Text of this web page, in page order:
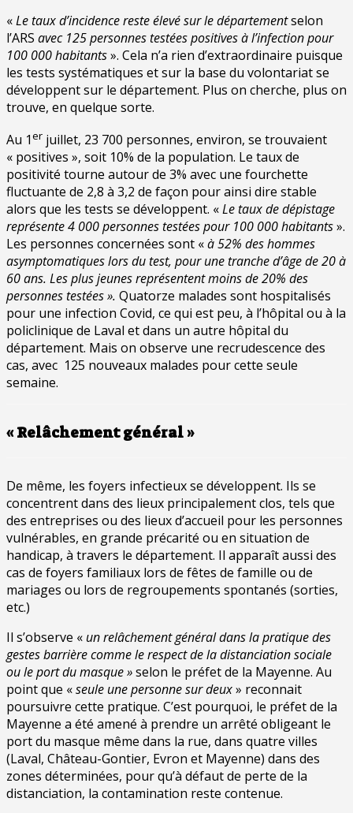
«Le taux d’incidence reste élevé sur le départementselon
l’ARS avec 125 personnes testées positives à l’infection pour
100 000 habitants». Cela n’a rien d’extraordinaire puisque
les tests systématiques et sur la base du volontariat se
développent sur le département. Plus on cherche, plus on
trouve, en quelque sorte.
Au 1er juillet, 23 700 personnes, environ, se trouvaient
« positives », soit 10% de la population. Le taux de
positivité tourne autour de 3% avec une fourchette
fluctuante de 2,8 à 3,2 de façon pour ainsi dire stable
alors que les tests se développent. «Le taux de dépistage
représente 4 000 personnes testées pour 100 000 habitants».
Les personnes concernées sont «à 52% des hommes
asymptomatiques lors du test, pour une tranche d’âge de 20 à
60 ans. Les plus jeunes représentent moins de 20% des
personnes testées ». Quatorze malades sont hospitalisés
pour une infection Covid, ce qui est peu, à l’hôpital ou à la
policlinique de Laval et dans un autre hôpital du
département. Mais on observe une recrudescence des
cas, avec 125 nouveaux malades pour cette seule
semaine.
« Relâchement général »
De même, les foyers infectieux se développent. Ils se
concentrent dans des lieux principalement clos, tels que
des entreprises ou des lieux d’accueil pour les personnes
vulnérables, en grande précarité ou en situation de
handicap, à travers le département. Il apparaît aussi des
cas de foyers familiaux lors de fêtes de famille ou de
mariages ou lors de regroupements spontanés (sorties,
etc.)
Il s’observe « un relâchement général dans la pratique des
gestes barrière comme le respect de la distanciation sociale
ou le port du masque »selon le préfet de la Mayenne. Au
point que «seule une personne sur deux» reconnait
poursuivre cette pratique. C’est pourquoi, le préfet de la
Mayenne a été amené à prendre un arrêté obligeant le
port du masque même dans la rue, dans quatre villes
(Laval, Château-Gontier, Evron et Mayenne) dans des
zones déterminées, pour qu’à défaut de perte de la
distanciation, la contamination reste contenue.